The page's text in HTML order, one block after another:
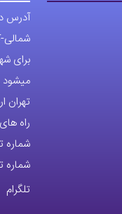
آدرس
شمالی-
برای
میشود
تهران
راه
شماره